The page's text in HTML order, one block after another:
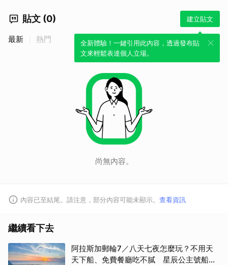
貼文 (0) 建立貼文
全新體驗！一鍵引用此內容，透過發布貼
文來輕鬆表達個人立場。
最新 熱門
尚無內容。
內容已至結尾。請注意，部分內容可能未顯示。 查看資訊
繼續看下去
阿拉斯加郵輪7／八天七夜怎麼玩？不用天
天下船、免費餐廳吃不膩 星辰公主號船上